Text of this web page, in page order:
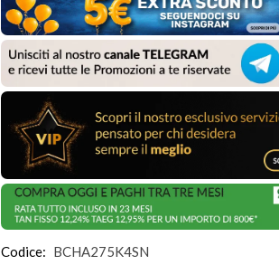
Codice: BCHA275K4SN